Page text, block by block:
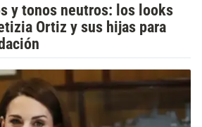
y tonos neutros: los looks
Ortiz y sus hijas para